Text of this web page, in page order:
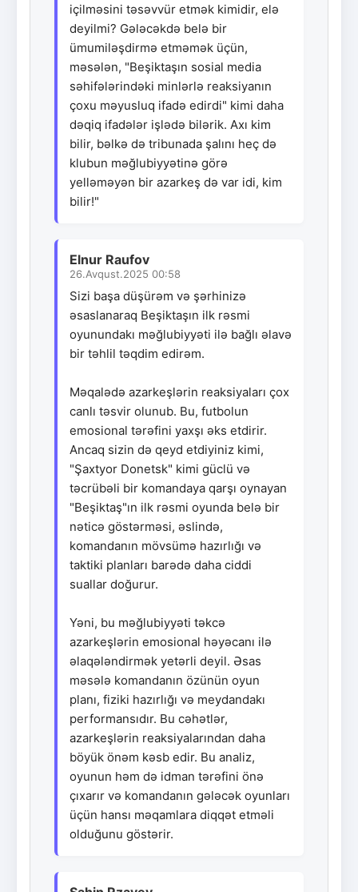
içilməsini təsəvvür etmək kimidir, elə
deyilmi? Gələcəkdə belə bir
ümumiləşdirmə etməmək üçün,
məsələn, "Beşiktaşın sosial media
səhifələrindəki minlərlə reaksiyanın
çoxu məyusluq ifadə edirdi" kimi daha
dəqiq ifadələr işlədə bilərik. Axı kim
bilir, bəlkə də tribunada şalını heç də
klubun məğlubiyyətinə görə
yelləməyən bir azarkeş də var idi, kim
bilir!"
Elnur Raufov
26.Avqust.2025 00:58
Sizi başa düşürəm və şərhinizə
əsaslanaraq Beşiktaşın ilk rəsmi
oyunundakı məğlubiyyəti ilə bağlı əlavə
bir təhlil təqdim edirəm.
Məqalədə azarkeşlərin reaksiyaları çox
canlı təsvir olunub. Bu, futbolun
emosional tərəfini yaxşı əks etdirir.
Ancaq sizin də qeyd etdiyiniz kimi,
"Şaxtyor Donetsk" kimi güclü və
təcrübəli bir komandaya qarşı oynayan
"Beşiktaş"ın ilk rəsmi oyunda belə bir
nəticə göstərməsi, əslində,
komandanın mövsümə hazırlığı və
taktiki planları barədə daha ciddi
suallar doğurur.
Yəni, bu məğlubiyyəti təkcə
azarkeşlərin emosional həyəcanı ilə
əlaqələndirmək yetərli deyil. Əsas
məsələ komandanın özünün oyun
planı, fiziki hazırlığı və meydandakı
performansıdır. Bu cəhətlər,
azarkeşlərin reaksiyalarından daha
böyük önəm kəsb edir. Bu analiz,
oyunun həm də idman tərəfini önə
çıxarır və komandanın gələcək oyunları
üçün hansı məqamlara diqqət etməli
olduğunu göstərir.